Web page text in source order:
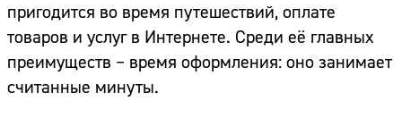
пригодится во время путешествий, оплате
товаров и услуг в Интернете. Среди её главных
преимуществ – время оформления: оно занимает
считанные минуты.